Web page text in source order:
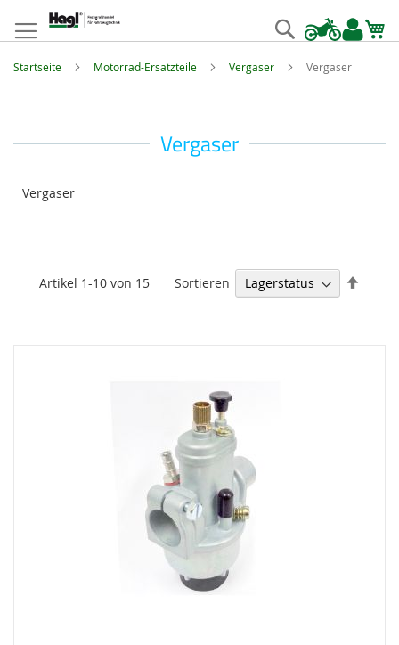
springen
Suche
Startseite Motorrad-Ersatzteile Vergaser Vergaser
Vergaser
Vergaser
Artikel 1-10von 15 Sortieren